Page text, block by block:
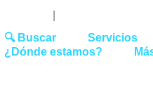
🔍 Buscar Servicios
¿Dónde estamos?